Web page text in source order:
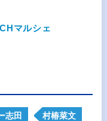
マルシェ
志田 村椿菜文